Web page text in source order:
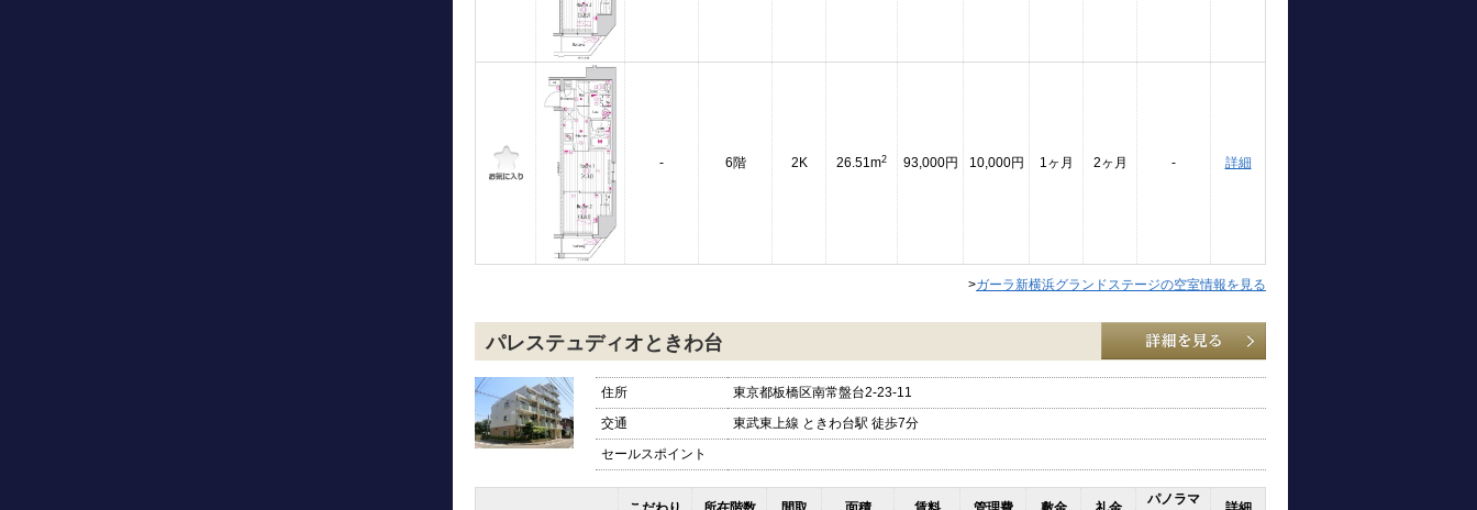
- 6階 2K 26.51m2 93,000円 10,000円 1ヶ月 2ヶ月 - 詳細
>ガーラ新横浜グランドステージの空室情報を見る
パレステュディオときわ台
住所
東京都板橋区南常盤台2-23-11
交通
東武東上線 ときわ台駅 徒歩7分
セールスポイント
パノラマ